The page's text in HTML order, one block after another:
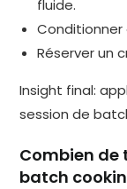
fluide.
Réserver un
Insight final:
session de
Combien de
batch